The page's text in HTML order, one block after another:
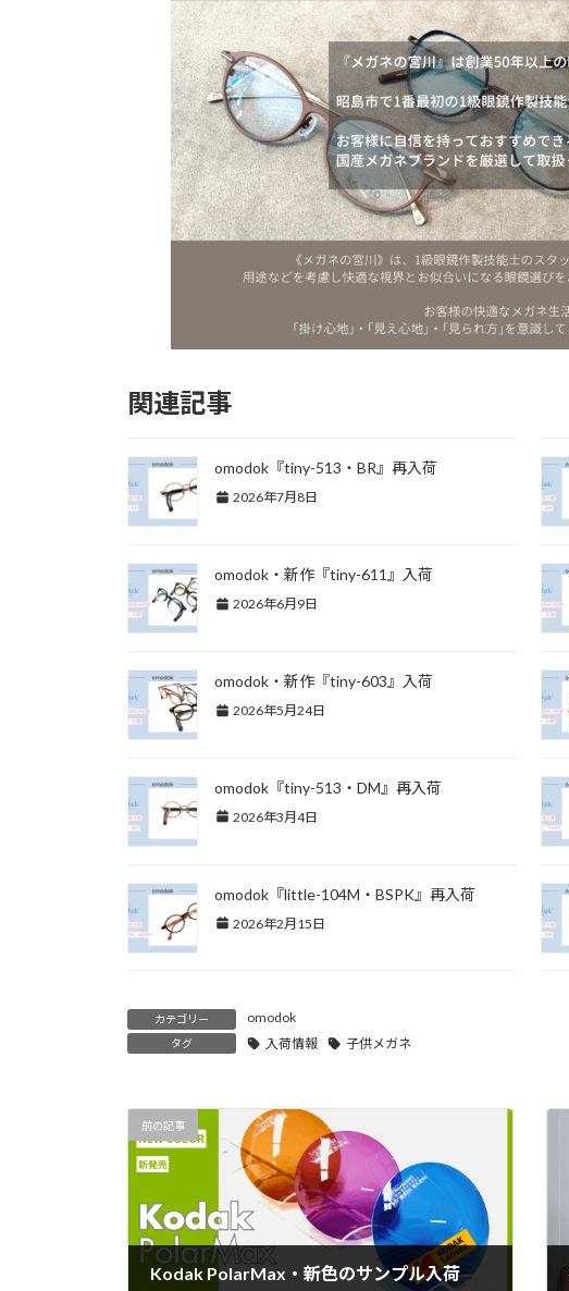
関連記事
omodok『tiny-513・BR』再入荷
2026年7月8日
omodok・新作『tiny-611』入荷
2026年6月9日
omodok・新作『tiny-603』入荷
2026年5月24日
omodok『tiny-513・DM』再入荷
2026年3月4日
omodok『little-104M・BSPK』再入荷
2026年2月15日
カテゴリー omodok
タグ 入荷情報 子供メガネ
前の記事
Kodak PolarMax・新色のサンプル入荷